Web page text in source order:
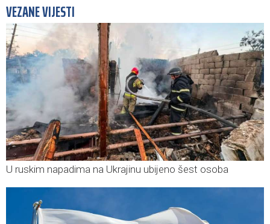
VEZANE VIJESTI
U ruskim napadima na Ukrajinu ubijeno šest osoba